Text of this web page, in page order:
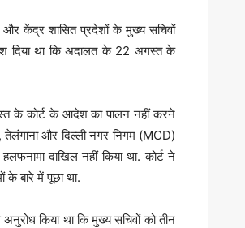
और केंद्र शासित प्रदेशों के मुख्य सचिवों
दिया था कि अदालत के 22 अगस्त के
के कोर्ट के आदेश का पालन नहीं करने
और दिल्ली नगर निगम (MCD)
दाखिल नहीं किया था. कोर्ट ने
के बारे में पूछा था.
किया था कि मुख्य सचिवों को तीन